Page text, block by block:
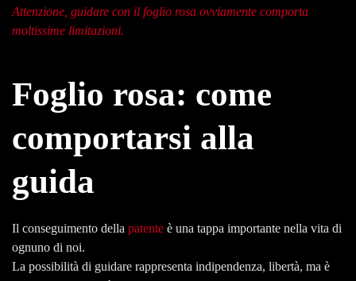
Attenzione, guidare con il foglio rosa ovviamente comporta
moltissime limitazioni.
Foglio rosa: come
comportarsi alla
guida
Il conseguimento della patente è una tappa importante nella vita di
ognuno di noi.
La possibilità di guidare rappresenta indipendenza, libertà, ma è